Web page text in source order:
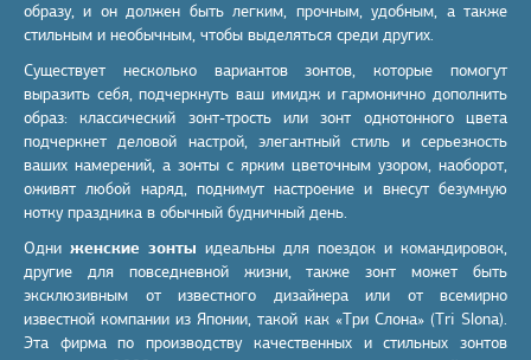
образу, и он должен быть легким, прочным, удобным, а также
стильным и необычным, чтобы выделяться среди других.
Существует несколько вариантов зонтов, которые помогут
выразить себя, подчеркнуть ваш имидж и гармонично дополнить
образ: классический зонт-трость или зонт однотонного цвета
подчеркнет деловой настрой, элегантный стиль и серьезность
ваших намерений, а зонты с ярким цветочным узором, наоборот,
оживят любой наряд, поднимут настроение и внесут безумную
нотку праздника в обычный будничный день.
Одни женские зонты идеальны для поездок и командировок,
другие для повседневной жизни, также зонт может быть
эксклюзивным от известного дизайнера или от всемирно
известной компании из Японии, такой как «Три Слона» (Tri Slona).
Эта фирма по производству качественных и стильных зонтов